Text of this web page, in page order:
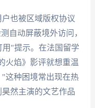
也被区域版权协议
自动屏蔽境外访问，
"提示。在法国留学
火焰》影评就想重温
这种困境常出现在热
然主演的文艺作品